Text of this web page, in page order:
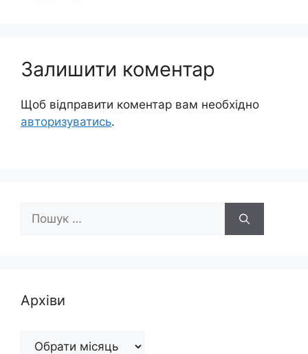
Залишити коментар
Щоб відправити коментар вам необхідно
авторизуватись.
Пошук:
Архіви
Архіви